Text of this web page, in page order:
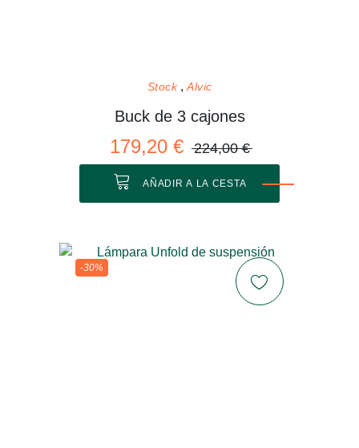
Stock Alvic
Buck de 3 cajones
179,20 € 224,00 €
AÑADIR A LA CESTA
-30%